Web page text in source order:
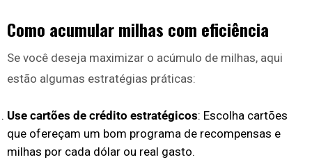
Como acumular milhas com eficiência
Se você deseja maximizar o acúmulo de milhas, aqui
estão algumas estratégias práticas:
Use cartões de crédito estratégicos: Escolha cartões
que ofereçam um bom programa de recompensas e
milhas por cada dólar ou real gasto.